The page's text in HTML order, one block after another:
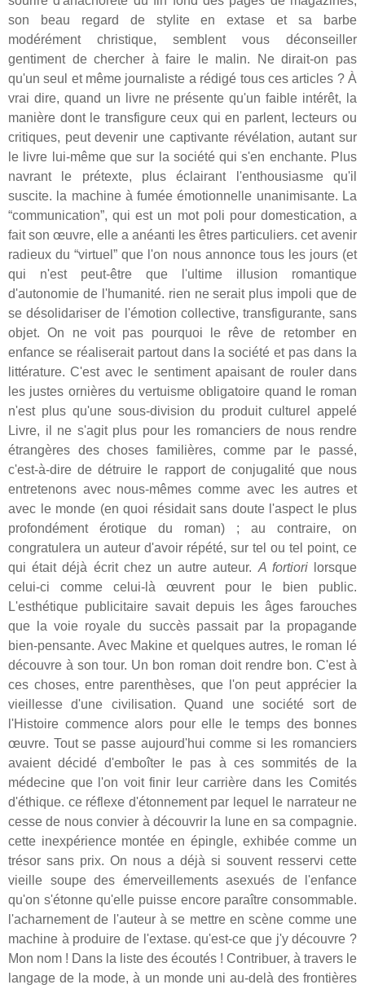
son beau regard de stylite en extase et sa barbe
modérément christique, semblent vous déconseiller
gentiment de chercher à faire le malin. Ne dirait-on pas
qu'un seul et même journaliste a rédigé tous ces articles ? À
vrai dire, quand un livre ne présente qu'un faible intérêt, la
manière dont le transfigure ceux qui en parlent, lecteurs ou
critiques, peut devenir une captivante révélation, autant sur
le livre lui-même que sur la société qui s'en enchante. Plus
navrant le prétexte, plus éclairant l'enthousiasme qu'il
suscite. la machine à fumée émotionnelle unanimisante. La
“communication”, qui est un mot poli pour domestication, a
fait son œuvre, elle a anéanti les êtres particuliers. cet avenir
radieux du “virtuel” que l'on nous annonce tous les jours (et
qui n'est peut-être que l'ultime illusion romantique
d'autonomie de l'humanité. rien ne serait plus impoli que de
se désolidariser de l'émotion collective, transfigurante, sans
objet. On ne voit pas pourquoi le rêve de retomber en
enfance se réaliserait partout dans la société et pas dans la
littérature. C'est avec le sentiment apaisant de rouler dans
les justes ornières du vertuisme obligatoire quand le roman
n'est plus qu'une sous-division du produit culturel appelé
Livre, il ne s'agit plus pour les romanciers de nous rendre
étrangères des choses familières, comme par le passé,
c'est-à-dire de détruire le rapport de conjugalité que nous
entretenons avec nous-mêmes comme avec les autres et
avec le monde (en quoi résidait sans doute l'aspect le plus
profondément érotique du roman) ; au contraire, on
congratulera un auteur d'avoir répété, sur tel ou tel point, ce
qui était déjà écrit chez un autre auteur. A fortiori
lorsque
celui-ci comme celui-là œuvrent pour le bien public.
L'esthétique publicitaire savait depuis les âges farouches
que la voie royale du succès passait par la propagande
bien-pensante. Avec Makine et quelques autres, le roman lé
découvre à son tour. Un bon roman doit rendre bon. C'est à
ces choses, entre parenthèses, que l'on peut apprécier la
vieillesse d'une civilisation. Quand une société sort de
l'Histoire commence alors pour elle le temps des bonnes
œuvre. Tout se passe aujourd'hui comme si les romanciers
avaient décidé d'emboîter le pas à ces sommités de la
médecine que l'on voit finir leur carrière dans les Comités
d'éthique. ce réflexe d'étonnement par lequel le narrateur ne
cesse de nous convier à découvrir la lune en sa compagnie.
cette inexpérience montée en épingle, exhibée comme un
trésor sans prix. On nous a déjà si souvent resservi cette
vieille soupe des émerveillements asexués de l'enfance
qu'on s'étonne qu'elle puisse encore paraître consommable.
l'acharnement de l'auteur à se mettre en scène comme une
machine à produire de l'extase. qu'est-ce que j'y découvre ?
Mon nom ! Dans la liste des écoutés ! Contribuer, à travers le
langage de la mode, à un monde uni au-delà des frontières